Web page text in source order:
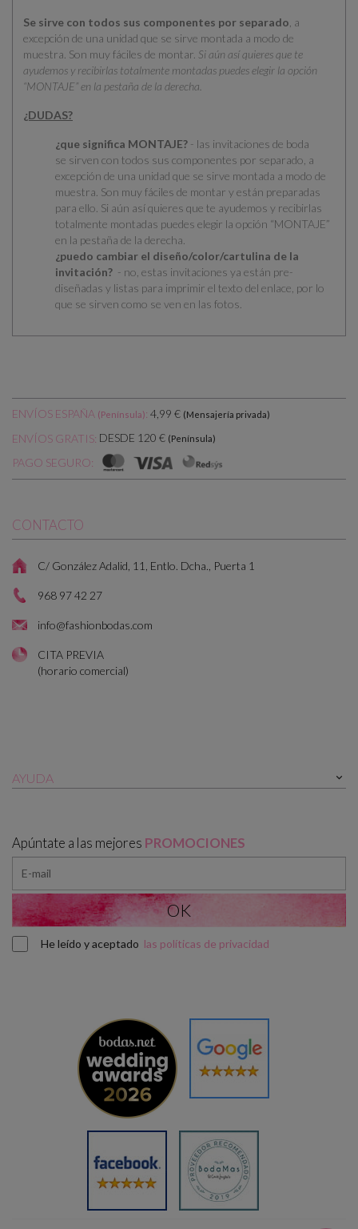
Se sirve con todos sus componentes por separado , a
excepción de una unidad que se sirve montada a modo de
muestra. Son muy fáciles de montar. Si aún así quieres que te
ayudemos y recibirlas totalmente montadas puedes elegir la opción
“MONTAJE” en la pestaña de la derecha.
¿DUDAS?
¿que significa MONTAJE? - las invitaciones de boda
se sirven con todos sus componentes por separado , a
excepción de una unidad que se sirve montada a modo de
muestra. Son muy fáciles de montar y están preparadas
para ello. Si aún así quieres que te ayudemos y recibirlas
totalmente montadas puedes elegir la opción “MONTAJE”
en la pestaña de la derecha.
¿puedo cambiar el diseño/color/cartulina de la
invitación? - no, estas invitaciones ya están pre-
diseñadas y listas para imprimir el texto del enlace, por lo
que se sirven como se ven en las fotos.
ENVÍOS ESPAÑA (Península): 4,99 € (Mensajería privada)
ENVÍOS GRATIS: DESDE 120 € (Península)
PAGO SEGURO:
CONTACTO
C/ González Adalid, 11, Entlo. Dcha., Puerta 1
968 97 42 27
info@fashionbodas.com
CITA PREVIA
(horario comercial)
AYUDA 
Apúntate a las mejores PROMOCIONES
He leído y aceptado las políticas de privacidad